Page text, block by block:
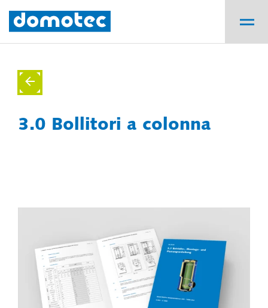
3.0 Bollitori a colonna